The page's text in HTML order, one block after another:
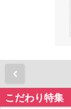
こだわり特集